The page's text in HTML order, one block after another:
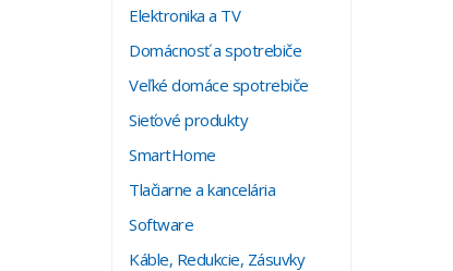
Elektronika a TV
Domácnosť a spotrebiče
Veľké domáce spotrebiče
Sieťové produkty
SmartHome
Tlačiarne a kancelária
Software
Káble, Redukcie, Zásuvky